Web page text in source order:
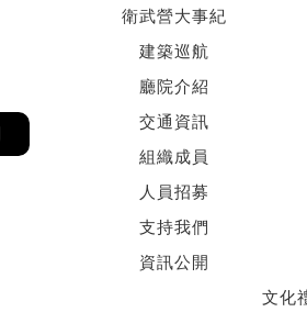
衛武營大事紀
建築巡航
廳院介紹
交通資訊
組織成員
人員招募
支持我們
資訊公開
文化